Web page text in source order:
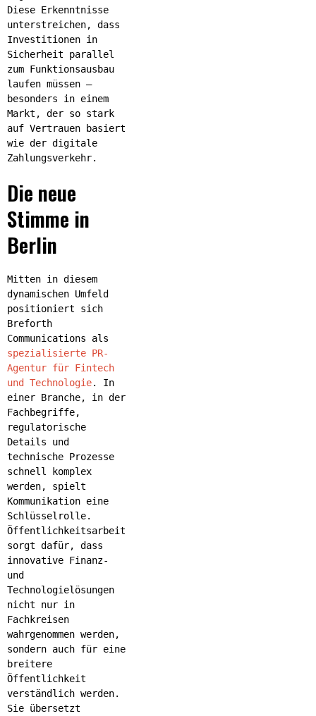
Diese Erkenntnisse
unterstreichen, dass
Investitionen in
Sicherheit parallel
zum Funktionsausbau
laufen müssen –
besonders in einem
Markt, der so stark
auf Vertrauen basiert
wie der digitale
Zahlungsverkehr.
Die neue
Stimme in
Berlin
Mitten in diesem
dynamischen Umfeld
positioniert sich
Breforth
Communications als
spezialisierte PR-
Agentur für Fintech
und Technologie. In
einer Branche, in der
Fachbegriffe,
regulatorische
Details und
technische Prozesse
schnell komplex
werden, spielt
Kommunikation eine
Schlüsselrolle.
Öffentlichkeitsarbeit
sorgt dafür, dass
innovative Finanz-
und
Technologielösungen
nicht nur in
Fachkreisen
wahrgenommen werden,
sondern auch für eine
breitere
Öffentlichkeit
verständlich werden.
Sie übersetzt